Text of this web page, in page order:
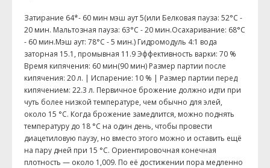
Затирание 64*- 60 мин мэш аут 5(или Белковая пауза: 52°С -
20 мин. Мальтозная пауза: 63°С - 20 мин.Осахаривание: 68°С
- 60 мин.Мэш аут: 78°С - 5 мин.) Гидромодуль 4:1 вода
заторная 15.1, промывная 11.9 Эффективность варки: 70 %
Время кипячения: 60 мин(90 мин) Размер партии после
кипячения: 20 л. | Испарение: 10 % | Размер партии перед
кипячением: 22.3 л. Первичное брожение должно идти при
чуть более низкой температуре, чем обычно для элей,
около 15 °C. Когда брожение замедлится, можно поднять
температуру до 18 °C на один день, чтобы провести
диацетиловую паузу, но вместо этого можно и оставить ещё
на пару дней при 15 °C. Ориентировочная конечная
плотность — около 1,009. По её достижении пора медленно